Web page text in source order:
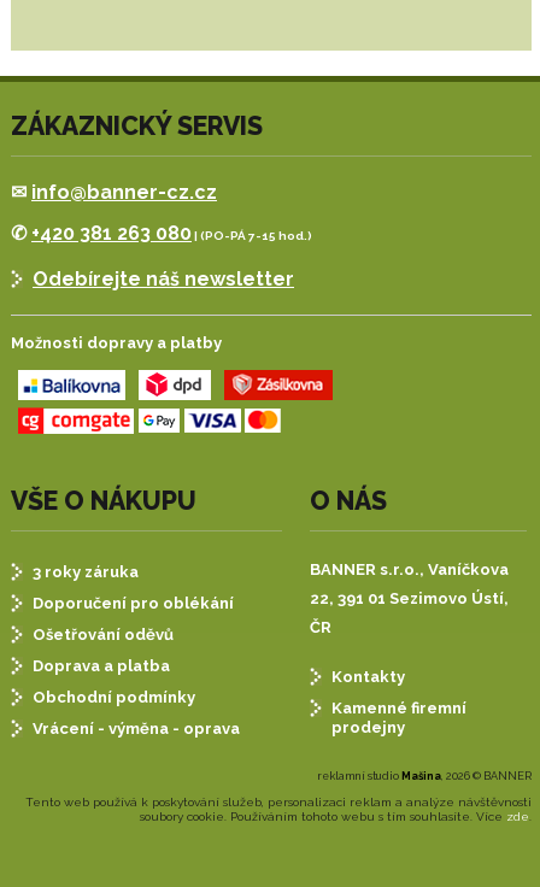
ZÁKAZNICKÝ SERVIS
✉ info@banner-cz.cz
✆ +420 381 263 080| (PO-PÁ 7-15 hod.)
Odebírejte náš newsletter
Možnosti dopravy a platby
VŠE O NÁKUPU
3 roky záruka
Doporučení pro oblékání
Ošetřování oděvů
Doprava a platba
Obchodní podmínky
Vrácení - výměna - oprava
O NÁS
BANNER s.r.o., Vaníčkova
22, 391 01 Sezimovo Ústí,
ČR
Kontakty
Kamenné firemní
prodejny
reklamní studio Mašina, 2026 © BANNER
Tento web používá k poskytování služeb, personalizaci reklam a analýze návštěvnosti
soubory cookie. Používáním tohoto webu s tím souhlasíte. Více zde